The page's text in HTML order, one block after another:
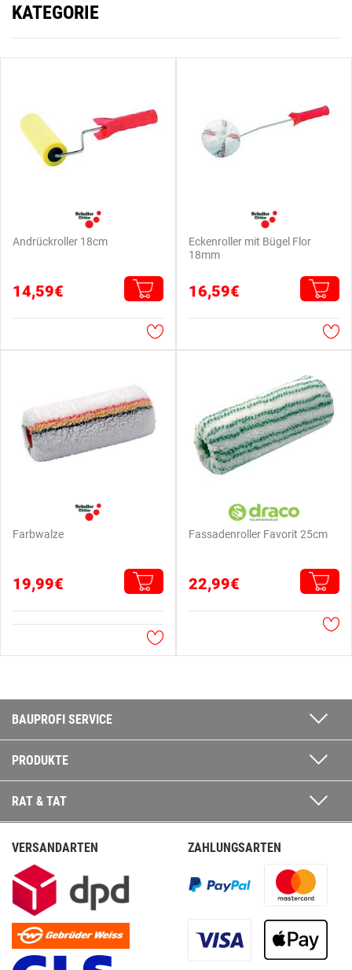
KATEGORIE
Andrückroller 18cm
14,59€
Eckenroller mit Bügel Flor
18mm
16,59€
Farbwalze
19,99€
Fassadenroller Favorit 25cm
22,99€
BAUPROFI SERVICE
PRODUKTE
RAT & TAT
VERSANDARTEN ZAHLUNGSARTEN